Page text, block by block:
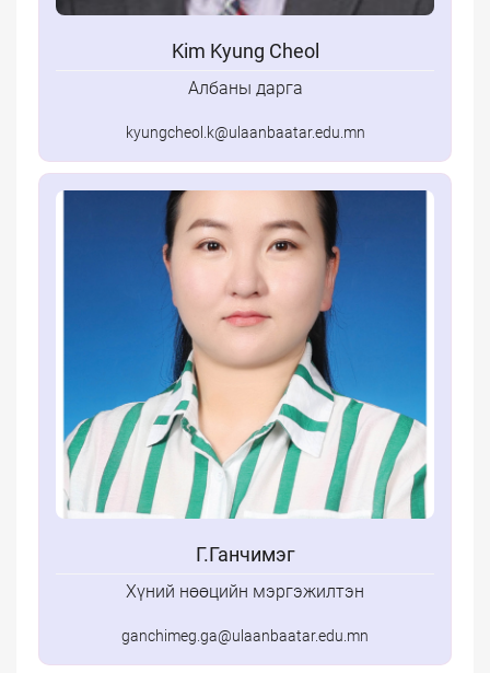
Kim Kyung Cheol
Албаны дарга
kyungcheol.k@ulaanbaatar.edu.mn
Г.Ганчимэг
Хүний нөөцийн мэргэжилтэн
ganchimeg.ga@ulaanbaatar.edu.mn